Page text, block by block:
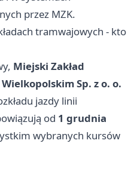
przez MZK.
tramwajowych - kto
Miejski Zakład
Sp. z o. o.
jazdy linii
od 1 grudnia
wybranych kursów